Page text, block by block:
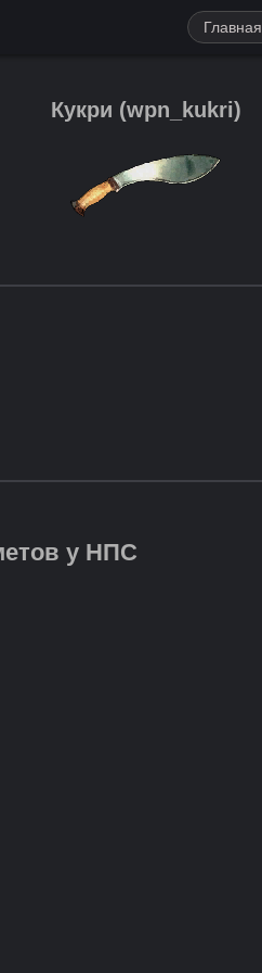
Главная
Кукри (wpn_kukri)
у НПС